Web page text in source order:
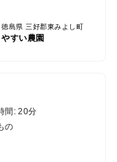
徳島県 三好郡東みよし町
やすい農園
間: 20分
の